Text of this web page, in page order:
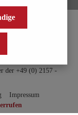
der +49 (0) 2157 -
Impressum